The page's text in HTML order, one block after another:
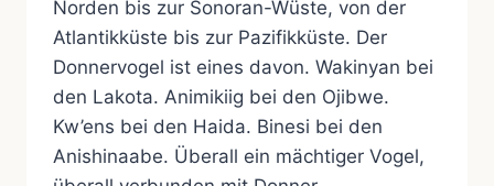
Norden bis zur Sonoran-Wüste, von der
Atlantikküste bis zur Pazifikküste. Der
Donnervogel ist eines davon. Wakinyan bei
den Lakota. Animikiig bei den Ojibwe.
Kw’ens bei den Haida. Binesi bei den
Anishinaabe. Überall ein mächtiger Vogel,